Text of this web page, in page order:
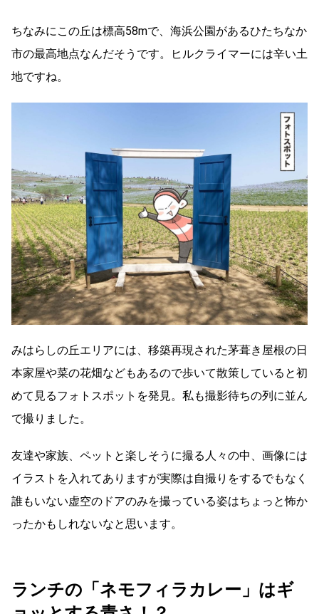
ちなみにこの丘は標高58mで、海浜公園があるひたちなか
市の最高地点なんだそうです。ヒルクライマーには辛い土
地ですね。
みはらしの丘エリアには、移築再現された茅葺き屋根の日
本家屋や菜の花畑などもあるので歩いて散策していると初
めて見るフォトスポットを発見。私も撮影待ちの列に並ん
で撮りました。
友達や家族、ペットと楽しそうに撮る人々の中、画像には
イラストを入れてありますが実際は自撮りをするでもなく
誰もいない虚空のドアのみを撮っている姿はちょっと怖か
ったかもしれないなと思います。
ランチの「ネモフィラカレー」はギ